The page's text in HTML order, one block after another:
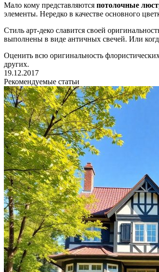
Мало кому представляются потолочные
элементы. Нередко в качестве основного
Стиль арт-деко славится своей
выполнены в виде античных свечей. Или
Оценить всю оригинальность
других.
19.12.2017
Рекомендуемые статьи